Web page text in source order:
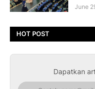
June
HOT POST
Dapatkan